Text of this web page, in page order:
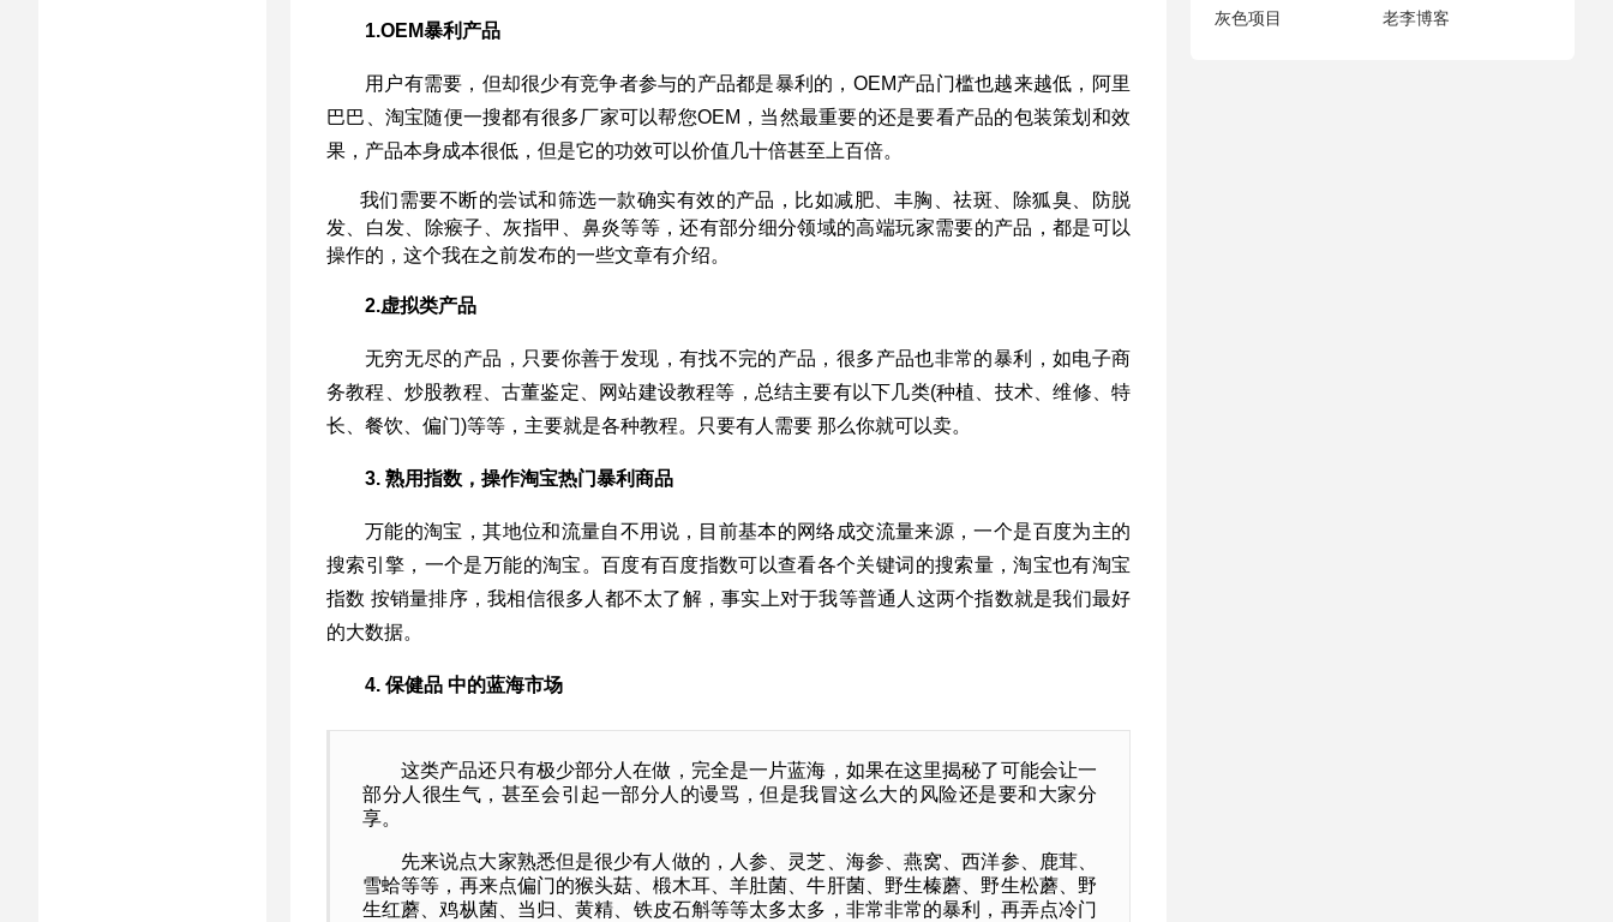
1.OEM暴利产品
用户有需要，但却很少有竞争者参与的产品都是暴利的，OEM产品门槛也越来越低，阿里
巴巴、淘宝随便一搜都有很多厂家可以帮您OEM，当然最重要的还是要看产品的包装策划和效
果，产品本身成本很低，但是它的功效可以价值几十倍甚至上百倍。
我们需要不断的尝试和筛选一款确实有效的产品，比如减肥、丰胸、祛斑、除狐臭、防脱
发、白发、除瘊子、灰指甲、鼻炎等等，还有部分细分领域的高端玩家需要的产品，都是可以
操作的，这个我在之前发布的一些文章有介绍。
2.虚拟类产品
无穷无尽的产品，只要你善于发现，有找不完的产品，很多产品也非常的暴利，如电子商
务教程、炒股教程、古董鉴定、网站建设教程等，总结主要有以下几类(种植、技术、维修、特
长、餐饮、偏门)等等，主要就是各种教程。只要有人需要 那么你就可以卖。
3. 熟用指数，操作淘宝热门暴利商品
万能的淘宝，其地位和流量自不用说，目前基本的网络成交流量来源，一个是百度为主的
搜索引擎，一个是万能的淘宝。百度有百度指数可以查看各个关键词的搜索量，淘宝也有淘宝
指数 按销量排序，我相信很多人都不太了解，事实上对于我等普通人这两个指数就是我们最好
的大数据。
4. 保健品 中的蓝海市场
这类产品还只有极少部分人在做，完全是一片蓝海，如果在这里揭秘了可能会让一
部分人很生气，甚至会引起一部分人的谩骂，但是我冒这么大的风险还是要和大家分
享。
先来说点大家熟悉但是很少有人做的，人参、灵芝、海参、燕窝、西洋参、鹿茸、
雪蛤等等，再来点偏门的猴头菇、椴木耳、羊肚菌、牛肝菌、野生榛蘑、野生松蘑、野
生红蘑、鸡枞菌、当归、黄精、铁皮石斛等等太多太多，非常非常的暴利，再弄点冷门
灰色项目
老李博客